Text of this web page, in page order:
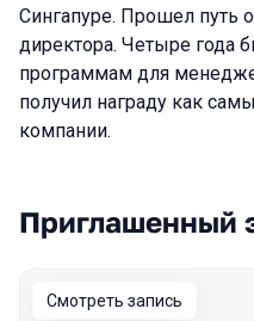
Сингапуре. Прошел путь
директора. Четыре года
программам для
получил награду как
компании.
Выступления в
Приглашенный
Смотреть запись